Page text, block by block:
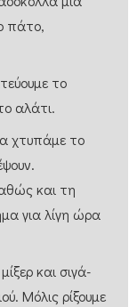
πάτο,
το
αλάτι.
χτυπάμε το
και τη
για λίγη ώρα
και σιγά-
Μόλις ρίξουμε